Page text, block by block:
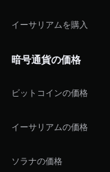
イーサリアムを購入
暗号通貨の価格
ビットコインの価格
イーサリアムの価格
ソラナの価格